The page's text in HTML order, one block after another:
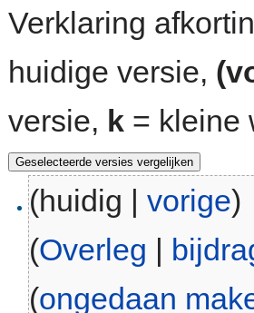
Verklaring
huidige versie,
versie, k = kleine
(huidig |vorige)
(Overleg |
(ongedaan